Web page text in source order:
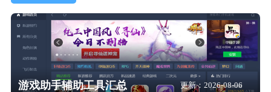
游戏助手辅助工具汇总 更新：2026-08-06